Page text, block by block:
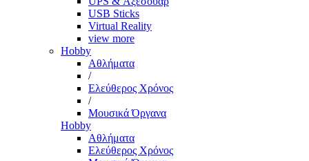
USB Sticks
Virtual Reality
view more
Hobby
Αθλήματα
/
Ελεύθερος Χρόνος
/
Μουσικά Όργανα
Hobby
Αθλήματα
Ελεύθερος Χρόνος